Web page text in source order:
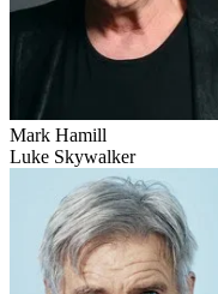
Mark Hamill
Luke Skywalker